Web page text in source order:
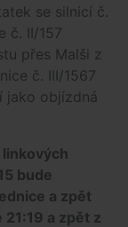
se silnicí č.
č. II/157
přes Malši z
č. III/1567
jako objízdná
bude
a zpět
a zpět z